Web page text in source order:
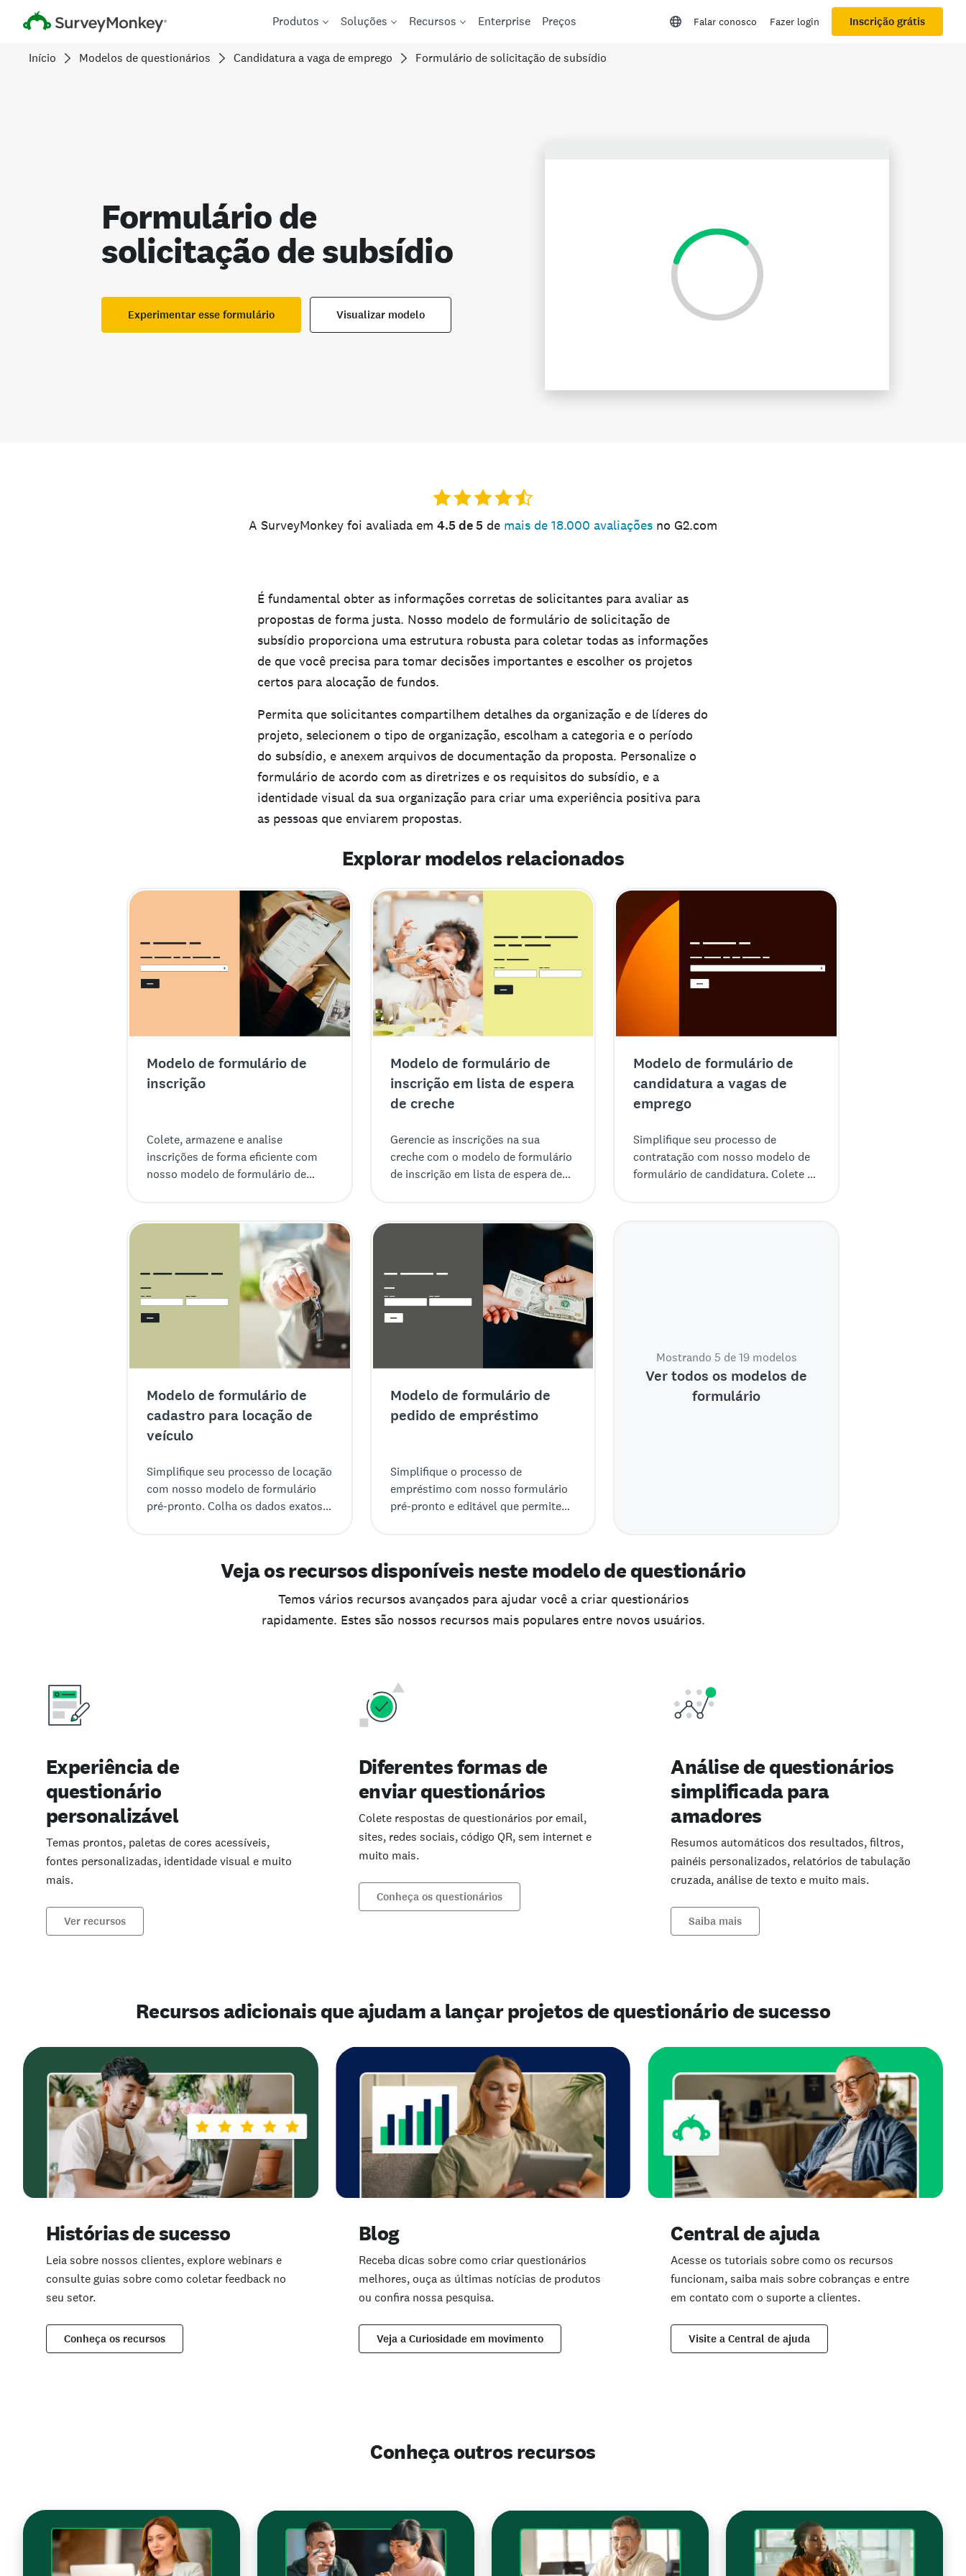
Produtos Soluções Recursos Enterprise Preços Falar conosco Fazer login Inscrição grátis
Início Modelos de questionários Candidatura a vaga de emprego Formulário de solicitação de subsídio
Formulário de
solicitação de subsídio
Experimentar esse formulário Visualizar modelo
A SurveyMonkey foi avaliada em 4.5 de 5 de mais de 18.000 avaliações no G2.com
É fundamental obter as informações corretas de solicitantes para avaliar as
propostas de forma justa. Nosso modelo de formulário de solicitação de
subsídio proporciona uma estrutura robusta para coletar todas as informações
de que você precisa para tomar decisões importantes e escolher os projetos
certos para alocação de fundos.
Permita que solicitantes compartilhem detalhes da organização e de líderes do
projeto, selecionem o tipo de organização, escolham a categoria e o período
do subsídio, e anexem arquivos de documentação da proposta. Personalize o
formulário de acordo com as diretrizes e os requisitos do subsídio, e a
identidade visual da sua organização para criar uma experiência positiva para
as pessoas que enviarem propostas.
Explorar modelos relacionados
Modelo de formulário de
inscrição
Colete, armazene e analise
inscrições de forma eficiente com
nosso modelo de formulário de
Modelo de formulário de
inscrição em lista de espera
de creche
Gerencie as inscrições na sua
creche com o modelo de formulário
de inscrição em lista de espera de
Modelo de formulário de
candidatura a vagas de
emprego
Simplifique seu processo de
contratação com nosso modelo de
formulário de candidatura. Colete as
Modelo de formulário de
cadastro para locação de
veículo
Simplifique seu processo de locação
com nosso modelo de formulário
pré-pronto. Colha os dados exatos
Modelo de formulário de
pedido de empréstimo
Simplifique o processo de
empréstimo com nosso formulário
pré-pronto e editável que permite
Mostrando 5 de 19 modelos
Ver todos os modelos de
formulário
Veja os recursos disponíveis neste modelo de questionário
Temos vários recursos avançados para ajudar você a criar questionários
rapidamente. Estes são nossos recursos mais populares entre novos usuários.
Experiência de
questionário
personalizável
Temas prontos, paletas de cores acessíveis,
fontes personalizadas, identidade visual e muito
mais.
Ver recursos
Diferentes formas de
enviar questionários
Colete respostas de questionários por email,
sites, redes sociais, código QR, sem internet e
muito mais.
Conheça os questionários
Análise de questionários
simplificada para
amadores
Resumos automáticos dos resultados, filtros,
painéis personalizados, relatórios de tabulação
cruzada, análise de texto e muito mais.
Saiba mais
Recursos adicionais que ajudam a lançar projetos de questionário de sucesso
Histórias de sucesso
Leia sobre nossos clientes, explore webinars e
consulte guias sobre como coletar feedback no
seu setor.
Conheça os recursos
Blog
Receba dicas sobre como criar questionários
melhores, ouça as últimas notícias de produtos
ou confira nossa pesquisa.
Veja a Curiosidade em movimento
Central de ajuda
Acesse os tutoriais sobre como os recursos
funcionam, saiba mais sobre cobranças e entre
em contato com o suporte a clientes.
Visite a Central de ajuda
Conheça outros recursos